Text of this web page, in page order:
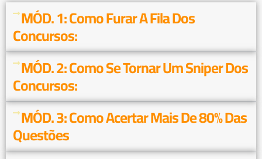
MÓD. 1: Como Furar A Fila Dos
Concursos:
MÓD. 2: Como Se Tornar Um Sniper Dos
Concursos:
MÓD. 3: Como Acertar Mais De 80% Das
Questões